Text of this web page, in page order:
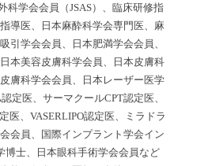
科学会会員（JSAS）、臨床研修指
導医、日本麻酔科学会専門医、麻
引学会会員、日本肥満学会会員、
本美容皮膚科学会員、日本皮膚科
膚科学会会員、日本レーザー医学
定医、サーマクールCPT認定医、
医、VASERLIPO認定医、ミラドラ
会員、国際インプラント学会イン
博士、日本眼科手術学会会員など